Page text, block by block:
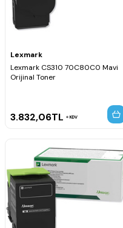
Lexmark
Lexmark CS310 70C80C0 Mavi
Orijinal Toner
3.832,06TL KDV